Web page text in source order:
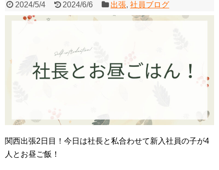
2024/5/4 2024/6/6 出張,社員ブログ
関西出張2日目！今日は社長と私合わせて新入社員の子が4
人とお昼ご飯！